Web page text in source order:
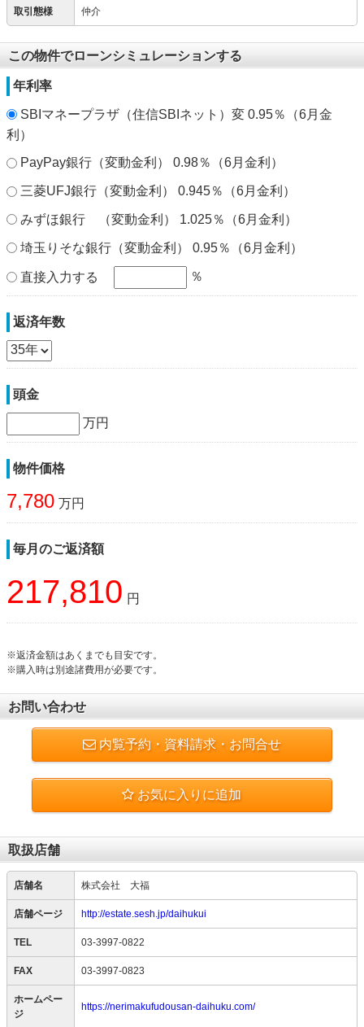
取引態様 仲介
この物件でローンシミュレーションする
年利率
SBIマネープラザ（住信SBIネット）変 0.95％（6月金
利）
PayPay銀行（変動金利） 0.98％（6月金利）
三菱UFJ銀行（変動金利） 0.945％（6月金利）
みずほ銀行 （変動金利） 1.025％（6月金利）
埼玉りそな銀行（変動金利） 0.95％（6月金利）
直接入力する ％
返済年数
頭金
万円
物件価格
7,780 万円
毎月のご返済額
217,810 円
※返済金額はあくまでも目安です。
※購入時は別途諸費用が必要です。
お問い合わせ
内覧予約・資料請求・お問合せ
お気に入りに追加
取扱店舗
店舗名 株式会社 大福
店舗ページ http://estate.sesh.jp/daihukui
TEL 03-3997-0822
FAX 03-3997-0823
ホームペー
ジ
https://nerimakufudousan-daihuku.com/